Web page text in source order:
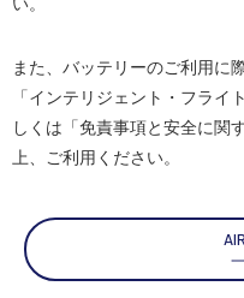
コー
また、バッテリーのご利用に
「インテリジェント・フライ
しくは「免責事項と安全に関
上、ご利用ください。